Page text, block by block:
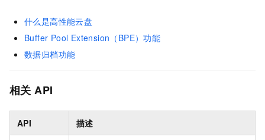
什么是高性能云盘
Buffer Pool Extension（BPE）功能
数据归档功能
相关 API
API 描述